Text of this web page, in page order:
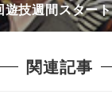
技週間スタート
関連記事